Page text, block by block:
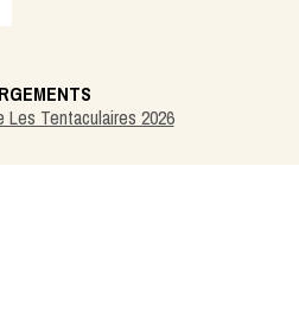
Les Tentaculaires 2026